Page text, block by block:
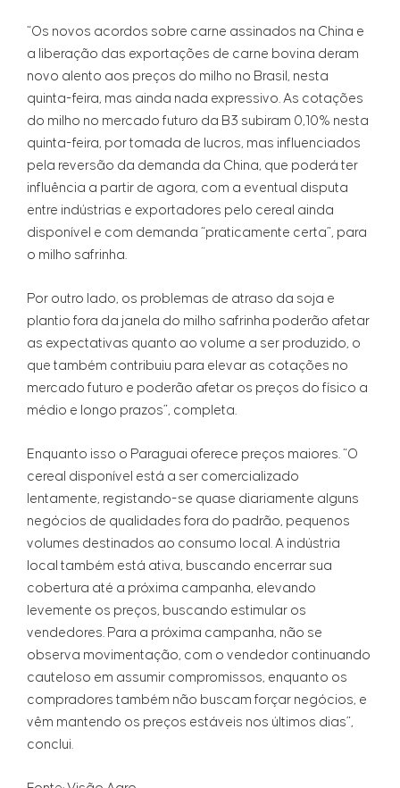
“Os novos acordos sobre carne assinados na China e
a liberação das exportações de carne bovina deram
novo alento aos preços do milho no Brasil, nesta
quinta-feira, mas ainda nada expressivo. As cotações
do milho no mercado futuro da B3 subiram 0,10% nesta
quinta-feira, por tomada de lucros, mas influenciados
pela reversão da demanda da China, que poderá ter
influência a partir de agora, com a eventual disputa
entre indústrias e exportadores pelo cereal ainda
disponível e com demanda “praticamente certa”, para
o milho safrinha.
Por outro lado, os problemas de atraso da soja e
plantio fora da janela do milho safrinha poderão afetar
as expectativas quanto ao volume a ser produzido, o
que também contribuiu para elevar as cotações no
mercado futuro e poderão afetar os preços do físico a
médio e longo prazos”, completa.
Enquanto isso o Paraguai oferece preços maiores. “O
cereal disponível está a ser comercializado
lentamente, registando-se quase diariamente alguns
negócios de qualidades fora do padrão, pequenos
volumes destinados ao consumo local. A indústria
local também está ativa, buscando encerrar sua
cobertura até a próxima campanha, elevando
levemente os preços, buscando estimular os
vendedores. Para a próxima campanha, não se
observa movimentação, com o vendedor continuando
cauteloso em assumir compromissos, enquanto os
compradores também não buscam forçar negócios, e
vêm mantendo os preços estáveis nos últimos dias”,
conclui.